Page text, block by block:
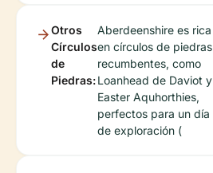
Otros
Círculos
de
Piedras:
Aberdeenshire es rica
en círculos de piedras
recumbentes, como
Loanhead de Daviot y
Easter Aquhorthies,
perfectos para un día
de exploración (